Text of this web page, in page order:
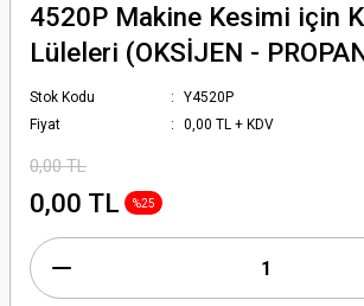
4520P Makine Kesimi için
Lüleleri (OKSİJEN -
Stok Kodu
Y4520P
Fiyat
0,00 TL + KDV
0,00 TL
0,00 TL %25